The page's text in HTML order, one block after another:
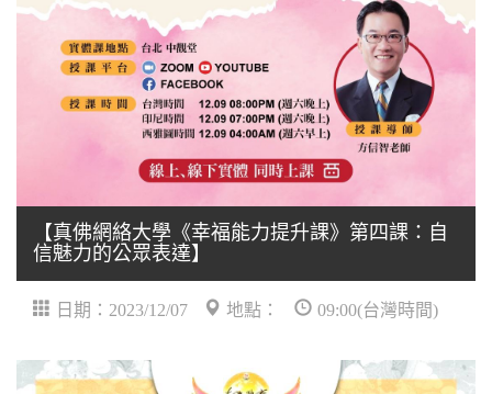
【真佛網絡大學《幸福能力提升課》第四課：自
信魅力的公眾表達】
日期：2023/12/07 地點： 09:00(台灣時間)